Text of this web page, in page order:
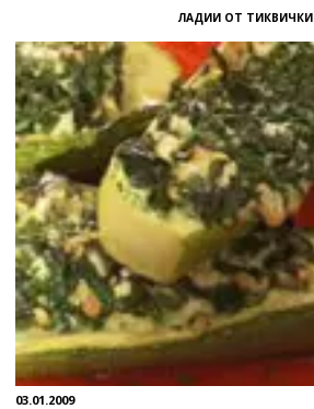
ЛАДИИ ОТ ТИКВИЧКИ
03.01.2009